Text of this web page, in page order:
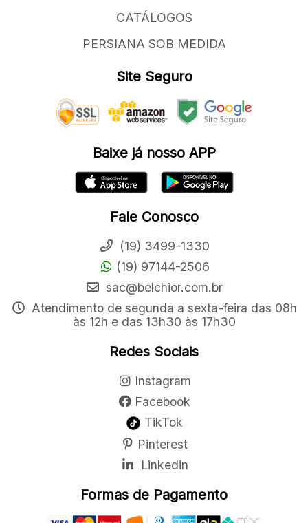
CATÁLOGOS
PERSIANA SOB MEDIDA
Site Seguro
Baixe já nosso APP
Fale Conosco
(19) 3499-1330
(19) 97144-2506
sac@belchior.com.br
Atendimento de segunda a sexta-feira das 08h
às 12h e das 13h30 às 17h30
Redes Sociais
Instagram
Facebook
TikTok
Pinterest
Linkedin
Formas de Pagamento